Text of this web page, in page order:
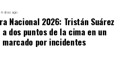
4 días ago
Nacional 2026: Tristán Suárez
a dos puntos de la cima en un
por incidentes